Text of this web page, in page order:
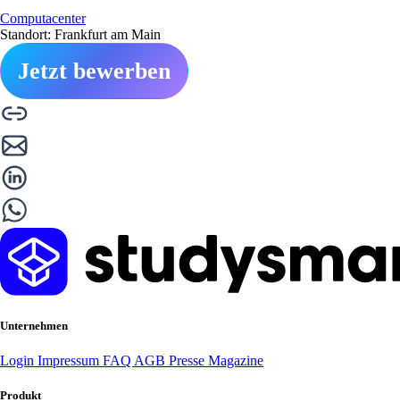
Computacenter
Standort: Frankfurt am Main
Jetzt bewerben
Unternehmen
Login Impressum FAQ AGB Presse Magazine
Produkt